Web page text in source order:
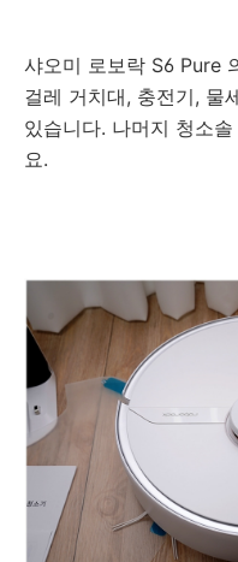
샤오미 로보락 S6 Pure
걸레 거치대, 충전기, 물
있습니다. 나머지 청소
요.